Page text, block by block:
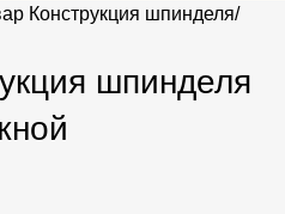
Конструкция шпинделя
шпинделя